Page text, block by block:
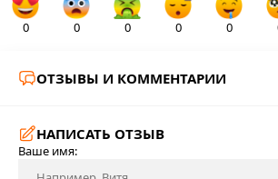
0 0 0 0 0
ОТЗЫВЫ И КОММЕНТАРИИ
НАПИСАТЬ ОТЗЫВ
Ваше имя: